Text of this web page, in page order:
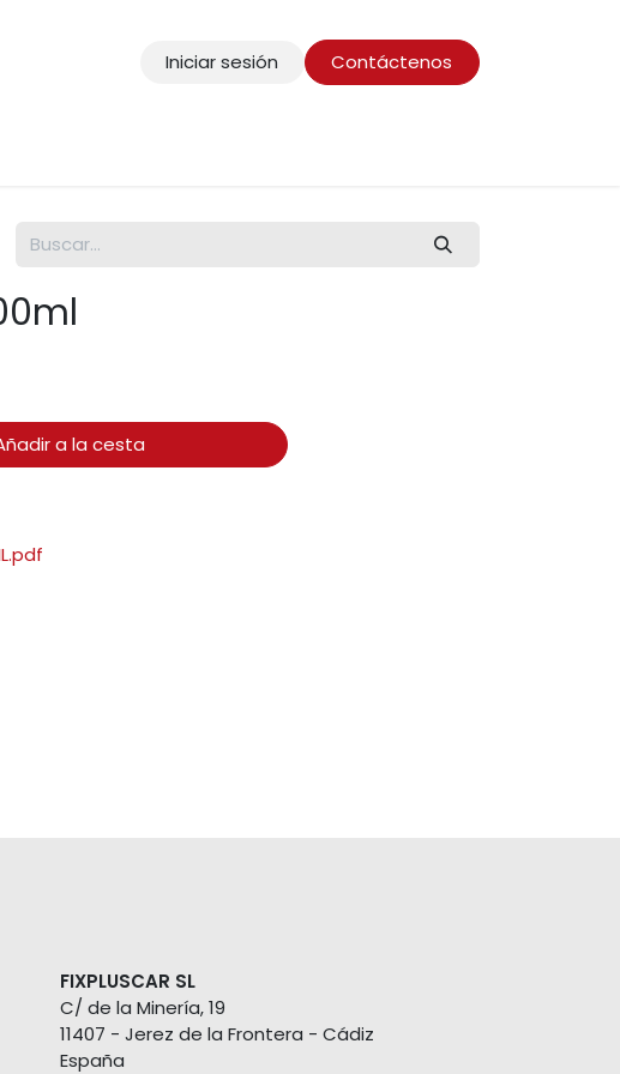
Iniciar sesión Contáctenos
a la cesta
FIXPLUSCAR SL
C/ de la Minería, 19
11407 - Jerez de la Frontera - Cádiz
España